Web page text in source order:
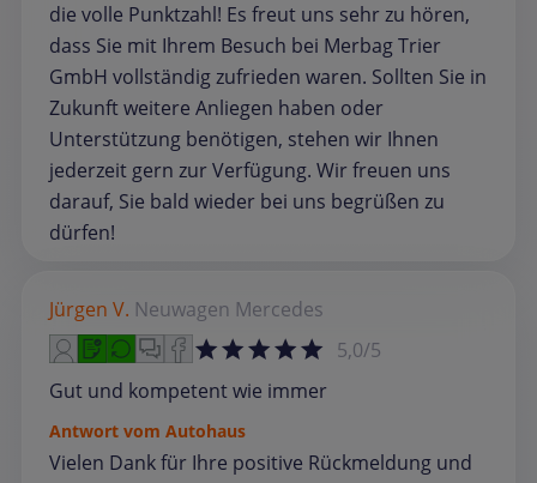
die volle Punktzahl! Es freut uns sehr zu hören,
dass Sie mit Ihrem Besuch bei Merbag Trier
GmbH vollständig zufrieden waren. Sollten Sie in
Zukunft weitere Anliegen haben oder
Unterstützung benötigen, stehen wir Ihnen
jederzeit gern zur Verfügung. Wir freuen uns
darauf, Sie bald wieder bei uns begrüßen zu
dürfen!
Jürgen V. Neuwagen Mercedes
5,0/5
Gut und kompetent wie immer
Antwort vom Autohaus
Vielen Dank für Ihre positive Rückmeldung und